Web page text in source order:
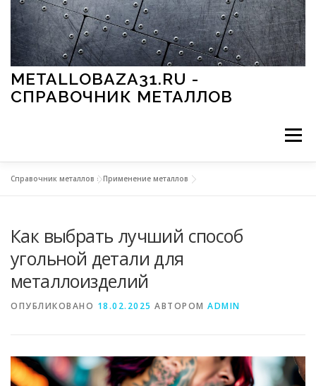
Перейти к содержимому
METALLOBAZA31.RU -
СПРАВОЧНИК МЕТАЛЛОВ
Меню
МЕТАЛЛЫ И ОКРУЖАЮЩАЯ СРЕДА
ПРИМЕНЕНИЕ МЕТАЛЛОВ
Справочник металлов »Применение металлов
Как выбрать лучший способ
угольной детали для
металлоизделий
ОПУБЛИКОВАНО 18.02.2025 АВТОРОМ ADMIN